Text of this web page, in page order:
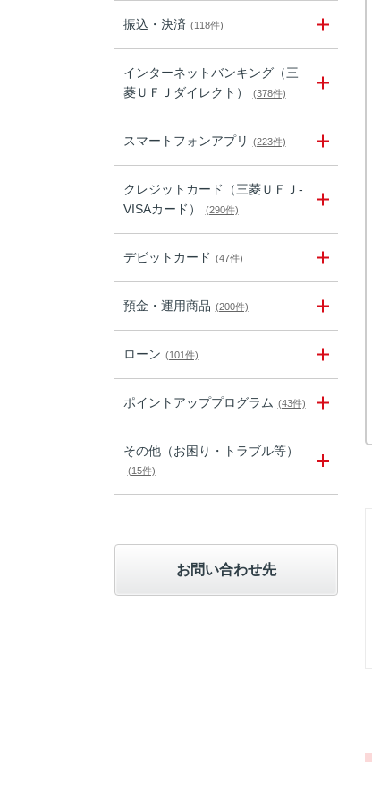
振込・決済 (118件)
インターネットバンキング（三
菱ＵＦＪダイレクト）
(378件)
スマートフォンアプリ (223件)
クレジットカード（三菱ＵＦＪ-
VISAカード）
(290件)
デビットカード (47件)
預金・運用商品 (200件)
ローン (101件)
ポイントアッププログラム (43件)
その他（お困り・トラブル等）
(15件)
お問い合わせ先